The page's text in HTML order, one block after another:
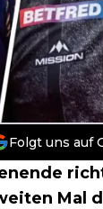
Folgt uns auf
Mal